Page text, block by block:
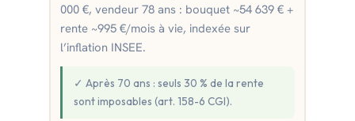
000 €, vendeur 78 ans : bouquet ~54 639 € +
rente ~995 €/mois à vie, indexée sur
l’inflation INSEE.
✓ Après 70 ans : seuls 30 % de la rente
sont imposables (art. 158-6 CGI).